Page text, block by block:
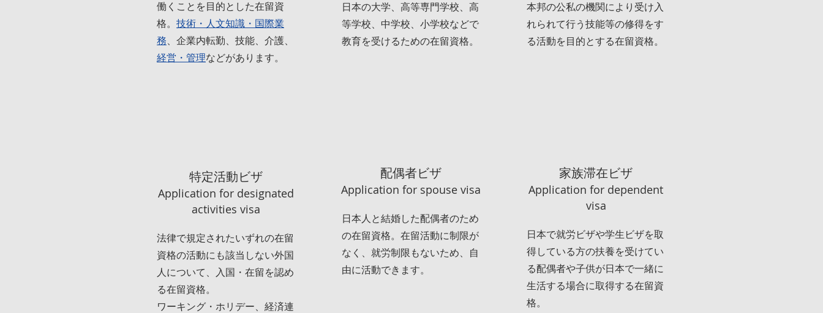
働くことを目的とした在留資
格。 技術・人文知識・国際業
務、企業内転勤、技能、介護、
経営・管理などがあります。
特定活動ビザ
Application for designated
activities visa
法律で規定されたいずれの在留
資格の活動にも該当しない外国
人について、入国・在留を認め
る在留資格。
ワーキング・ホリデー、経済連
日本の大学、高等専門学校、高
等学校、中学校、小学校などで
教育を受けるための在留資格。
配偶者ビザ
Application for spouse visa
日本人と結婚した配偶者のため
の在留資格。在留活動に制限が
なく、就労制限もないため、自
由に活動できます。
本邦の公私の機関により受け入
れられて行う技能等の修得をす
る活動を目的とする在留資格。
家族滞在ビザ
Application for dependent
visa
日本で就労ビザや学生ビザを取
得している方の扶養を受けてい
る配偶者や子供が日本で一緒に
生活する場合に取得する在留資
格。